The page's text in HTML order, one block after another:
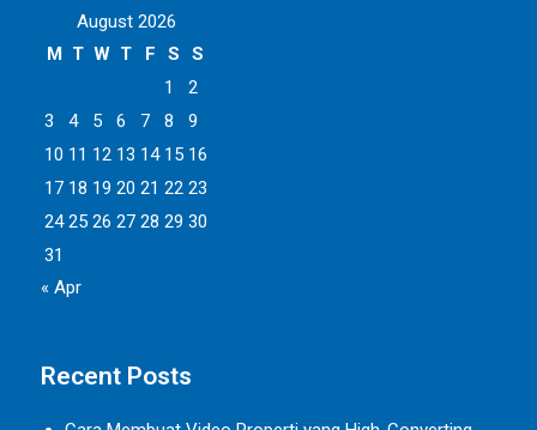
August 2026
M T W T F S
S
1
2
3
4 5 6 7 8
9
10 11 12 13 14 15 16
17 18 19 20 21 22 23
24 25 26 27 28 29 30
31
« Apr
Recent Posts